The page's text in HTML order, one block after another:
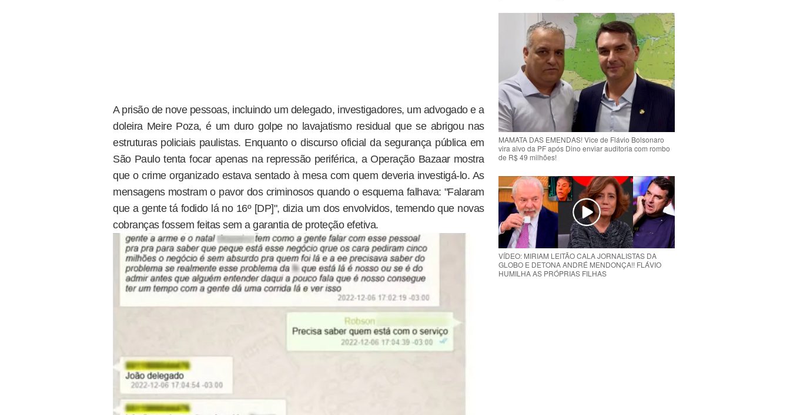
A prisão de nove pessoas, incluindo um delegado, investigadores, um advogado e a
doleira Meire Poza, é um duro golpe no lavajatismo residual que se abrigou nas
estruturas policiais paulistas. Enquanto o discurso oficial da segurança pública em
São Paulo tenta focar apenas na repressão periférica, a Operação Bazaar mostra
que o crime organizado estava sentado à mesa com quem deveria investigá-lo. As
mensagens mostram o pavor dos criminosos quando o esquema falhava: "Falaram
que a gente tá fodido lá no 16º [DP]", dizia um dos envolvidos, temendo que novas
cobranças fossem feitas sem a garantia de proteção efetiva.
MAMATA DAS EMENDAS! Vice de Flávio Bolsonaro
vira alvo da PF após Dino enviar auditoria com rombo
de R$ 49 milhões!
VÍDEO: MIRIAM LEITÃO CALA JORNALISTAS DA
GLOBO E DETONA ANDRÉ MENDONÇA!! FLÁVIO
HUMILHA AS PRÓPRIAS FILHAS